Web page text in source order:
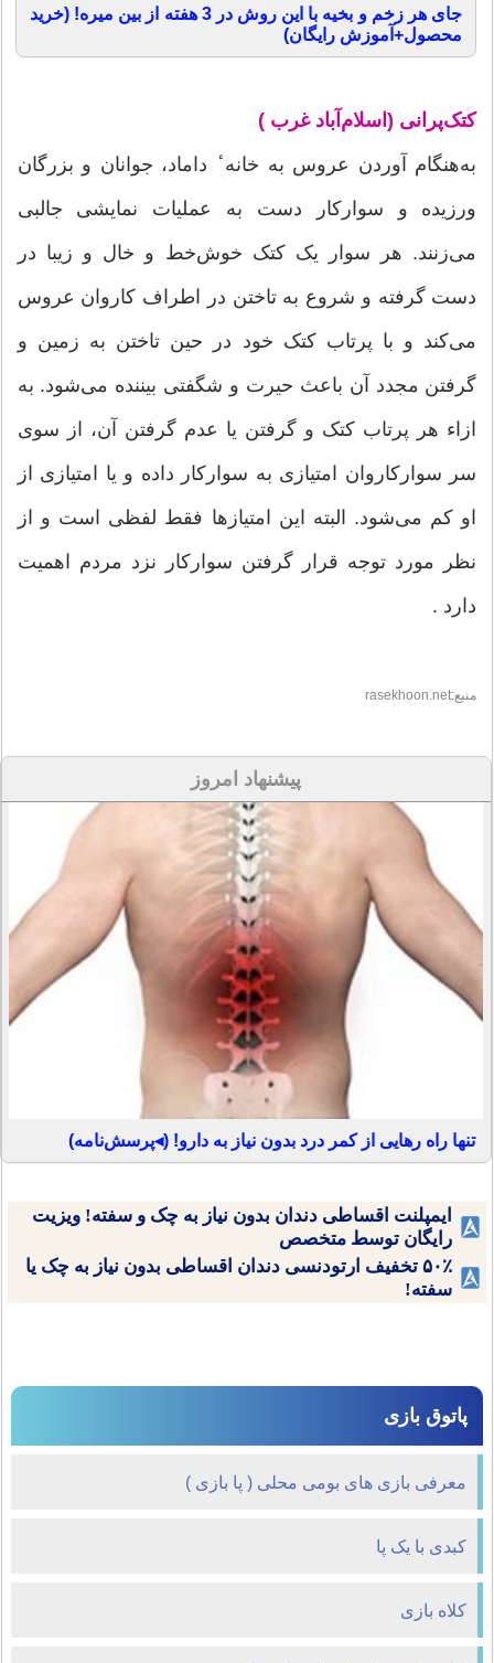
جای هر زخم و بخیه با این روش در 3 هفته از بین میره! (خرید
محصول+آموزش رایگان)
کتک‌پرانى (اسلام‌آباد غرب )
به‌هنگام آوردن عروس به خانه ٔ داماد، جوانان و بزرگان
ورزيده و سوارکار دست به عمليات نمايشى جالبى
مى‌زنند. هر سوار يک کتک خوش‌خط و خال و زيبا در
دست گرفته و شروع به تاختن در اطراف کاروان عروس
مى‌کند و با پرتاب کتک خود در حين تاختن به زمين و
گرفتن مجدد آن باعث حيرت و شگفتى بيننده مى‌شود. به
ازاء هر پرتاب کتک و گرفتن يا عدم گرفتن آن، از سوى
سر سوارکاروان امتيازى به سوارکار داده و يا امتيازى از
او کم مى‌شود. البته اين امتيازها فقط لفظى است و از
نظر مورد توجه قرار گرفتن سوارکار نزد مردم اهميت
دارد .
منبع:rasekhoon.net
پیشنهاد امروز
تنها راه رهایی از کمر درد بدون نیاز به دارو! (◂پرسش‌نامه)
ایمپلنت اقساطی دندان بدون نیاز به چک و سفته! ویزیت
رایگان توسط متخصص
۵۰٪ تخفیف ارتودنسی دندان اقساطی بدون نیاز به چک یا
سفته!
پاتوق بازی
معرفی بازی های بومی محلی ( پا بازی )
کبدی با یک پا
کلاه بازی